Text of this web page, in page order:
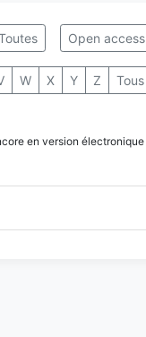
Open access
W X Y Z Tous
en version électronique